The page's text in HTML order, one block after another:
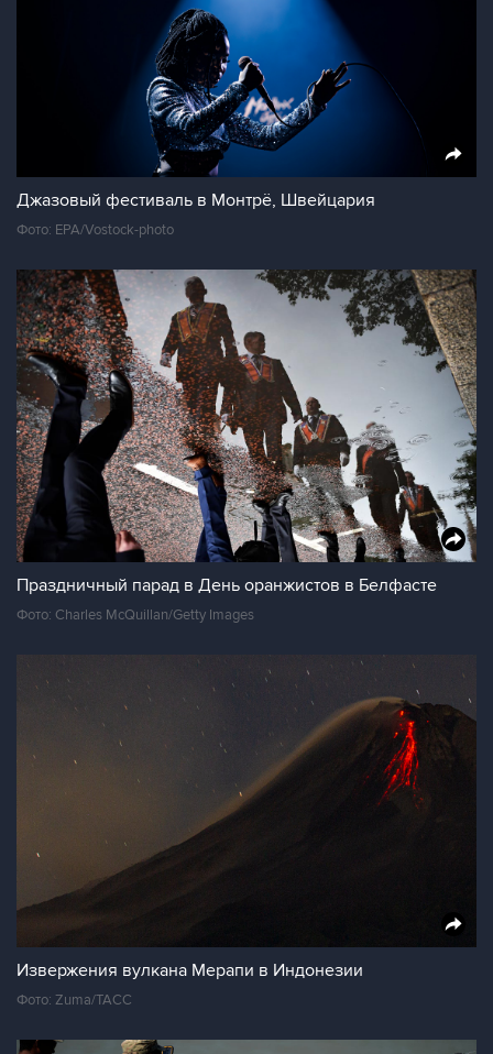
Джазовый фестиваль в Монтрё, Швейцария
Фото: EPA/Vostock-photo
Праздничный парад в День оранжистов в Белфасте
Фото: Charles McQuillan/Getty Images
Извержения вулкана Мерапи в Индонезии
Фото: Zuma/ТАСС